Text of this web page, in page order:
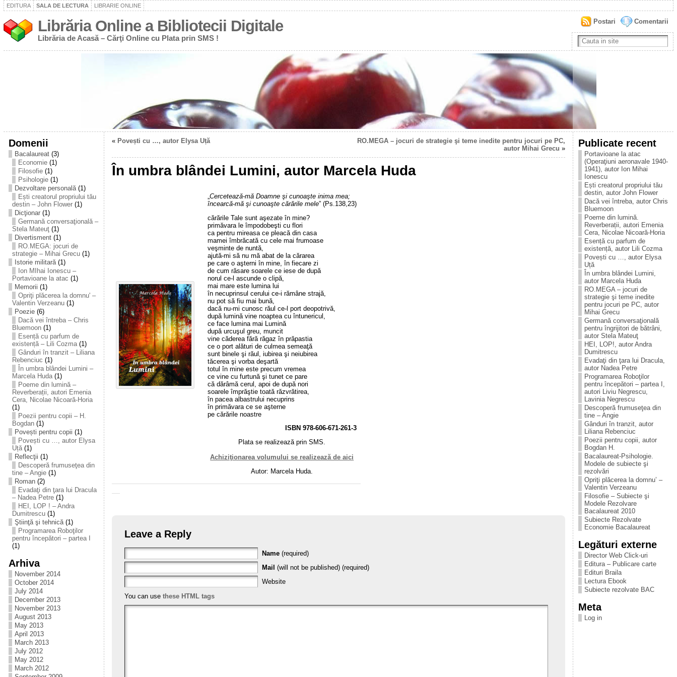
EDITURA SALA DE LECTURA LIBRARIE ONLINE
Librăria Online a Bibliotecii Digitale
Librăria de Acasă – Cărţi Online cu Plata prin SMS !
Comentarii
Postari
Domenii
Bacalaureat(3)
Economie(1)
Filosofie(1)
Psihologie(1)
Dezvoltare personală(1)
Ești creatorul propriului tău
destin – John Flower(1)
Dicţionar(1)
Germană conversaţională –
Stela Mateuţ(1)
Divertisment(1)
RO.MEGA: jocuri de
strategie – Mihai Grecu(1)
Istorie militară(1)
Ion MIhai Ionescu –
Portavioane la atac (1)
Memorii (1)
Opriţi plăcerea la domnu' –
Valentin Verzeanu(1)
Poezie(6)
Dacă vei întreba – Chris
Bluemoon(1)
Esență cu parfum de
existență – Lili Cozma(1)
Gânduri în tranzit – Liliana
Rebenciuc (1)
În umbra blândei Lumini –
Marcela Huda(1)
Poeme din lumină –
Reverberații, autori Emenia
Cera, Nicolae Nicoară-Horia
(1)
Poezii pentru copii – H.
Bogdan(1)
Povești pentru copii (1)
Povești cu …, autor Elysa
Uță(1)
Reflecţii (1)
Descoperă frumuseţea din
tine – Angie(1)
Roman(2)
Evadaţi din ţara lui Dracula
– Nadea Petre(1)
HEI, LOP ! – Andra
Dumitrescu(1)
Ştiinţă şi tehnică(1)
Programarea Roboţilor
pentru începători – partea I
(1)
Arhiva
November 2014
October 2014
July 2014
December 2013
November 2013
August 2013
May 2013
April 2013
March 2013
July 2012
May 2012
March 2012
« Povești cu …, autor Elysa Uță
RO.MEGA – jocuri de strategie şi teme inedite pentru jocuri pe PC,
autor Mihai Grecu »
În umbra blândei Lumini, autor Marcela Huda
Cercetează-mă Doamne şi cunoaşte inima mea;
încearcă-mă şi cunoaşte cărările mele” (Ps.138,23)
cărările Tale sunt aşezate în mine?
primăvara le împodobeşti cu flori
ca pentru mireasa ce pleacă din casa
mamei îmbrăcată cu cele mai frumoase
veşminte de nuntă,
ajută-mi să nu mă abat de la cărarea
pe care o aşterni în mine, în fiecare zi
de cum răsare soarele ce iese de după
norul ce-l ascunde o clipă,
mai mare este lumina lui
în necuprinsul cerului ce-i rămâne strajă,
nu pot să fiu mai bună,
dacă nu-mi cunosc răul ce-l port deopotrivă,
după lumină vine noaptea cu întunericul,
ce face lumina mai Lumină
după urcuşul greu, muncit
vine căderea fără răgaz în prăpastia
ce o port alături de culmea semeaţă
sunt binele şi răul, iubirea şi neiubirea
tăcerea şi vorba deşartă
totul în mine este precum vremea
ce vine cu furtună şi tunet ce pare
că dărâmă cerul, apoi de după nori
soarele împrăştie toată răzvrătirea,
în pacea albastrului necuprins
în primăvara ce se aşterne
pe cărările noastre
ISBN 978-606-671-261-3
Plata se realizează prin SMS.
Achiziţionarea volumului se realizează de aici
Autor: Marcela Huda.
Leave a Reply
Name (required)
Mail (will not be published) (required)
Website
You can use these HTML tags
Publicate recent
Portavioane la atac
(Operaţiuni aeronavale 1940-
1941), autor Ion Mihai
Ionescu
Ești creatorul propriului tău
destin, autor John Flower
Dacă vei întreba, autor Chris
Bluemoon
Poeme din lumină.
Reverberații, autori Emenia
Cera, Nicolae Nicoară-Horia
Esență cu parfum de
existență, autor Lili Cozma
Povești cu …, autor Elysa
Uță
În umbra blândei Lumini,
autor Marcela Huda
RO.MEGA – jocuri de
strategie şi teme inedite
pentru jocuri pe PC, autor
Mihai Grecu
Germană conversaţională
pentru îngrijitori de bătrâni,
autor Stela Mateuţ
HEI, LOP!, autor Andra
Dumitrescu
Evadaţi din ţara lui Dracula,
autor Nadea Petre
Programarea Roboţilor
pentru începători – partea I,
autori Liviu Negrescu,
Lavinia Negrescu
Descoperă frumuseţea din
tine – Angie
Gânduri în tranzit, autor
Liliana Rebenciuc
Poezii pentru copii, autor
Bogdan H.
Bacalaureat-Psihologie.
Modele de subiecte şi
rezolvări
Opriţi plăcerea la domnu’ –
Valentin Verzeanu
Filosofie – Subiecte şi
Modele Rezolvare
Bacalaureat 2010
Subiecte Rezolvate
Economie Bacalaureat
Legături externe
Director Web Click-uri
Editura – Publicare carte
Edituri Braila
Lectura Ebook
Subiecte rezolvate BAC
Meta
Log in